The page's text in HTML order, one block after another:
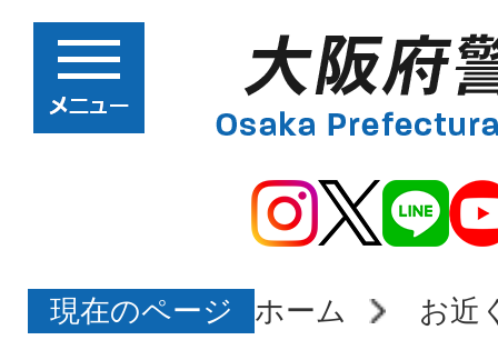
現在のページ ホーム お近